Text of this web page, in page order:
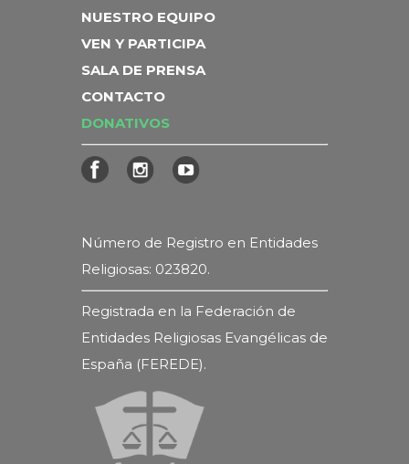
NUESTRO EQUIPO
VEN Y PARTICIPA
SALA DE PRENSA
CONTACTO
DONATIVOS
Número de Registro en Entidades
Religiosas: 023820.
Registrada en la Federación de
Entidades Religiosas Evangélicas de
España (FEREDE).